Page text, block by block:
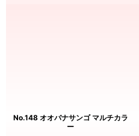
No.148 オオバナサンゴ マルチカラ
ー